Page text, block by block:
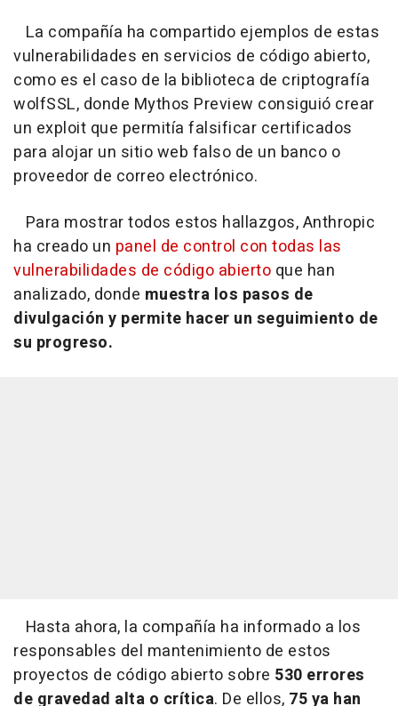
La compañía ha compartido ejemplos de estas
vulnerabilidades en servicios de código abierto,
como es el caso de la biblioteca de criptografía
wolfSSL, donde Mythos Preview consiguió crear
un exploit que permitía falsificar certificados
para alojar un sitio web falso de un banco o
proveedor de correo electrónico.
Para mostrar todos estos hallazgos, Anthropic
ha creado un panel de control con todas las
vulnerabilidades de código abierto que han
analizado, donde muestra los pasos de
divulgación y permite hacer un seguimiento de
su progreso.
Hasta ahora, la compañía ha informado a los
responsables del mantenimiento de estos
proyectos de código abierto sobre 530 errores
de gravedad alta o crítica. De ellos, 75 ya han